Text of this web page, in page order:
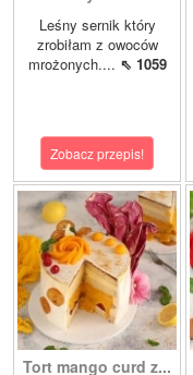
Leśny sernik który
zrobiłam z owoców
mrożonych.... ⇖ 1059
Zobacz przepis!
Tort mango curd z...